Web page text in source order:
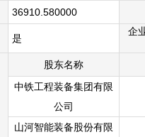
36910.580000
是
企
股东名称
中铁工程装备集团有限
公司
山河智能装备股份有限